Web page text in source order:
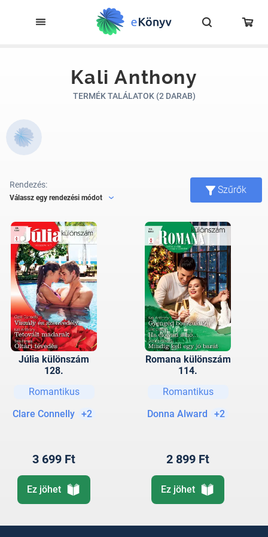
Kali Anthony
TERMÉK TALÁLATOK (2 DARAB)
Rendezés:
Válassz egy rendezési módot
Szűrők
Júlia különszám
128.
Romantikus
Clare Connelly
+2
3 699 Ft
Ez jöhet
Romana különszám
114.
Romantikus
Donna Alward
+2
2 899 Ft
Ez jöhet